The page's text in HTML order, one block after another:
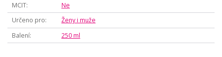
MCIT
Ne
Určeno pro
Ženy i muže
Balení
250 ml